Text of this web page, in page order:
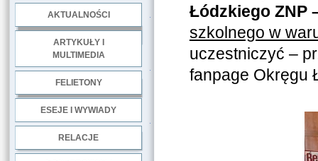
AKTUALNOŚCI
ARTYKUŁY I
MULTIMEDIA
FELIETONY
ESEJE I WYWIADY
RELACJE
Łódzkiego ZNP
szkolnego w
uczestniczyć –
fanpage Okręgu